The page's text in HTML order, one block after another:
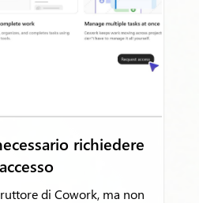
richiedere
di Cowork, ma non